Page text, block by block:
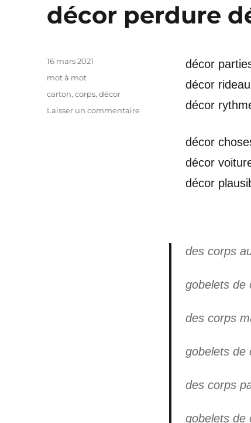
décor perdure
décor
décor
décor
décor
décor
décor
des corps
gobelets de
des corps
gobelets de
des corps
gobelets de
Publié
16 mars 2021
Catégories
mot à mot
Étiquettes
carton,corps,décor
Laisser un commentairesur